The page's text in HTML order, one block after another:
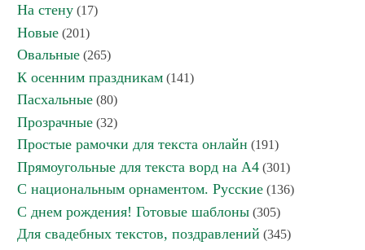
На стену (17)
Новые (201)
Овальные (265)
К осенним праздникам (141)
Пасхальные (80)
Прозрачные (32)
Простые рамочки для текста онлайн (191)
Прямоугольные для текста ворд на А4 (301)
С национальным орнаментом. Русские (136)
С днем рождения! Готовые шаблоны (305)
Для свадебных текстов, поздравлений (345)